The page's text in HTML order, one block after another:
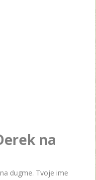
na
dugme. Tvoje ime